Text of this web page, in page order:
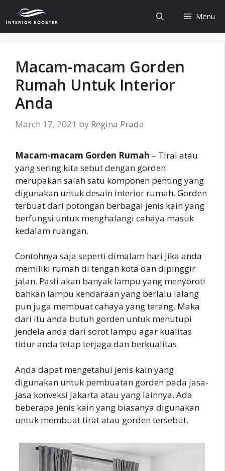
to
content
Menu
Macam-macam Gorden
Rumah Untuk Interior
Anda
March 17, 2021 by Regina Prada
Macam-macam Gorden Rumah – Tirai atau
yang sering kita sebut dengan gorden
merupakan salah satu komponen penting yang
digunakan untuk desain interior rumah. Gorden
terbuat dari potongan berbagai jenis kain yang
berfungsi untuk menghalangi cahaya masuk
kedalam ruangan.
Contohnya saja seperti dimalam hari jika anda
memiliki rumah di tengah kota dan dipinggir
jalan. Pasti akan banyak lampu yang menyoroti
bahkan lampu kendaraan yang berlalu lalang
pun juga membuat cahaya yang terang. Maka
dari itu anda butuh gorden untuk menutupi
jendela anda dari sorot lampu agar kualitas
tidur anda tetap terjaga dan berkualitas.
Anda dapat mengetahui jenis kain yang
digunakan untuk pembuatan gorden pada jasa-
jasa konveksi jakarta atau yang lainnya. Ada
beberapa jenis kain yang biasanya digunakan
untuk membuat tirat atau gorden tersebut.